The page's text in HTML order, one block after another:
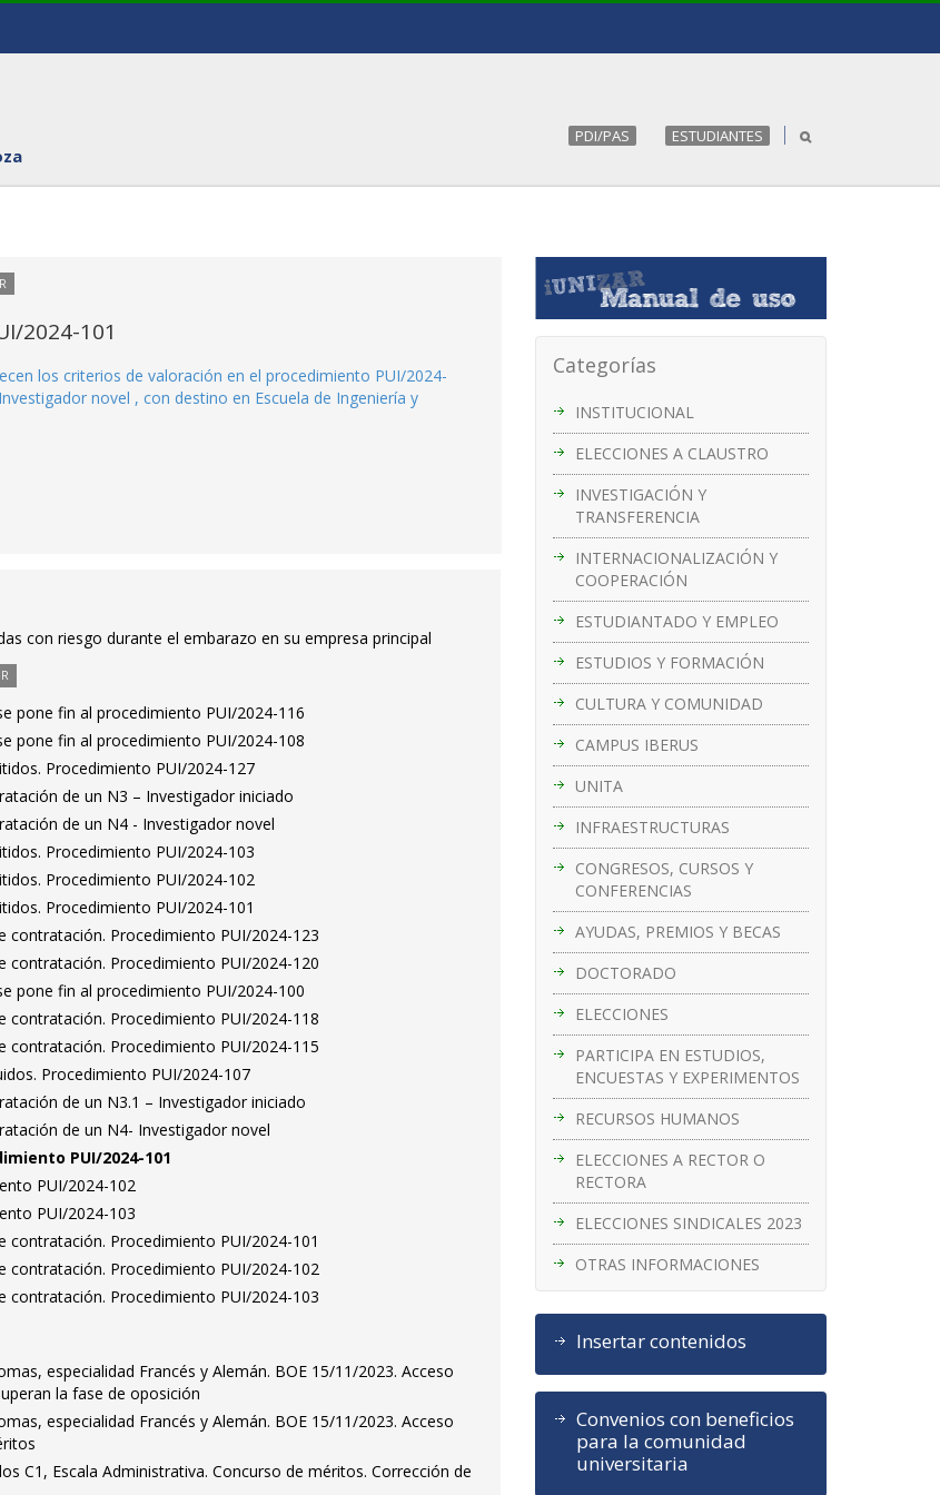
PDI/PAS ESTUDIANTES
Categorías
INSTITUCIONAL
ELECCIONES A CLAUSTRO
INVESTIGACIÓN Y
TRANSFERENCIA
INTERNACIONALIZACIÓN Y
COOPERACIÓN
ESTUDIANTADO Y EMPLEO
ESTUDIOS Y FORMACIÓN
CULTURA Y COMUNIDAD
CAMPUS IBERUS
UNITA
INFRAESTRUCTURAS
CONGRESOS, CURSOS Y
CONFERENCIAS
AYUDAS, PREMIOS Y BECAS
DOCTORADO
ELECCIONES
PARTICIPA EN ESTUDIOS,
ENCUESTAS Y EXPERIMENTOS
RECURSOS HUMANOS
ELECCIONES A RECTOR O
RECTORA
ELECCIONES SINDICALES 2023
OTRAS INFORMACIONES
Insertar contenidos
Convenios con beneficios
para la comunidad
universitaria
2024-101
los criterios de valoración en el procedimiento PUI/2024-
novel , con destino en Escuela de Ingeniería y
con riesgo durante el embarazo en su empresa principal
pone fin al procedimiento PUI/2024-116
pone fin al procedimiento PUI/2024-108
Procedimiento PUI/2024-127
de un N3 – Investigador iniciado
de un N4 - Investigador novel
Procedimiento PUI/2024-103
Procedimiento PUI/2024-102
Procedimiento PUI/2024-101
contratación. Procedimiento PUI/2024-123
contratación. Procedimiento PUI/2024-120
pone fin al procedimiento PUI/2024-100
contratación. Procedimiento PUI/2024-118
contratación. Procedimiento PUI/2024-115
Procedimiento PUI/2024-107
de un N3.1 – Investigador iniciado
de un N4- Investigador novel
PUI/2024-101
PUI/2024-102
PUI/2024-103
contratación. Procedimiento PUI/2024-101
contratación. Procedimiento PUI/2024-102
contratación. Procedimiento PUI/2024-103
especialidad Francés y Alemán. BOE 15/11/2023. Acceso
la fase de oposición
especialidad Francés y Alemán. BOE 15/11/2023. Acceso
C1, Escala Administrativa. Concurso de méritos. Corrección de